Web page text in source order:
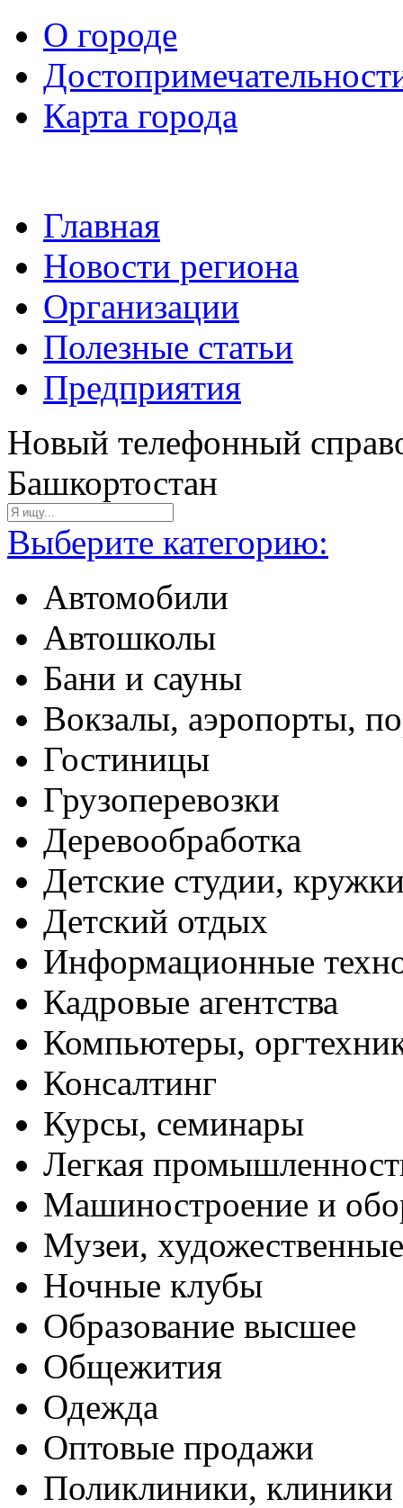
О городе
Карта города
Главная
Новости региона
Организации
Полезные статьи
Предприятия
Новый телефонный
Башкортостан
Выберите категорию:
Автомобили
Автошколы
Бани и сауны
Вокзалы, аэропорты,
Гостиницы
Грузоперевозки
Деревообработка
Детские студии,
Детский отдых
Информационные
Кадровые агентства
Компьютеры,
Консалтинг
Курсы, семинары
Легкая
Машиностроение и
Музеи,
Ночные клубы
Образование высшее
Общежития
Одежда
Оптовые продажи
Поликлиники, клиники